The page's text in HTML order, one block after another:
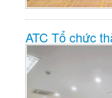
ATC Tổ chức